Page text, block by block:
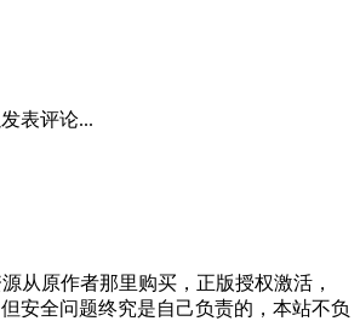
表评论...
从原作者那里购买，正版授权激活，
安全问题终究是自己负责的，本站不负